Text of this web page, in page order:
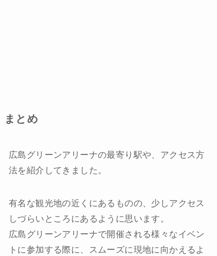
まとめ
広島グリーンアリーナの最寄り駅や、アクセス方
法を紹介してきました。
有名な観光地の近くにあるものの、少しアクセス
しづらいところにあるように思います。
広島グリーンアリーナで開催される様々なイベン
トに参加する際に、スムーズに現地に向かえるよ